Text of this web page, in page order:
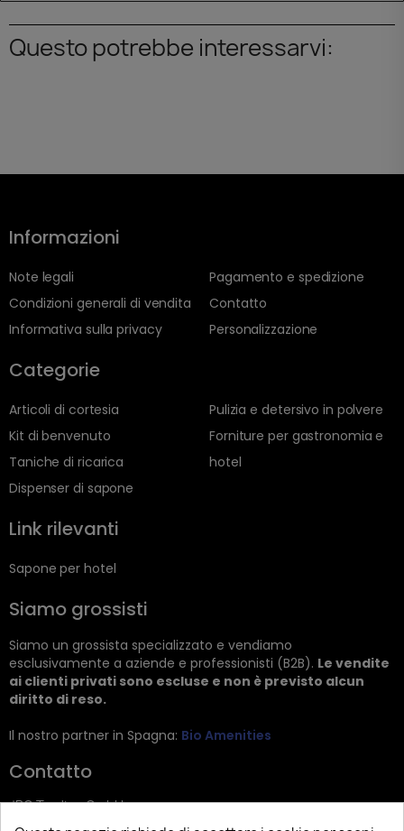
Questo potrebbe interessarvi:
Informazioni
Note legali
Condizioni generali di vendita
Informativa sulla privacy
Pagamento e spedizione
Contatto
Personalizzazione
Categorie
Articoli di cortesia
Kit di benvenuto
Taniche di ricarica
Dispenser di sapone
Pulizia e detersivo in polvere
Forniture per gastronomia e
hotel
Link rilevanti
Sapone per hotel
Siamo grossisti
Siamo un grossista specializzato e vendiamo
esclusivamente a aziende e professionisti (B2B). Le vendite
ai clienti privati sono escluse e non è previsto alcun
diritto di reso.
Il nostro partner in Spagna: Bio Amenities
Contatto
JRG Trading GmbH